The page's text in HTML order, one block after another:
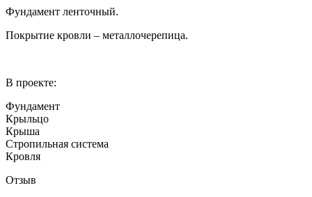
Фундамент ленточный.
Покрытие кровли – металлочерепица.
В проекте:
Фундамент
Крыльцо
Крыша
Стропильная система
Кровля
Отзыв